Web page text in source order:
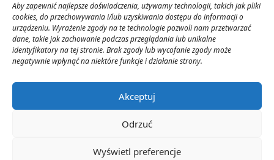
Aby zapewnić najlepsze doświadczenia, używamy technologii, takich jak pliki
cookies, do przechowywania i/lub uzyskiwania dostępu do informacji o
urządzeniu. Wyrażenie zgody na te technologie pozwoli nam przetwarzać
dane, takie jak zachowanie podczas przeglądania lub unikalne
identyfikatory na tej stronie. Brak zgody lub wycofanie zgody może
negatywnie wpłynąć na niektóre funkcje i działanie strony.
Akceptuj
Odrzuć
Wyświetl preferencje